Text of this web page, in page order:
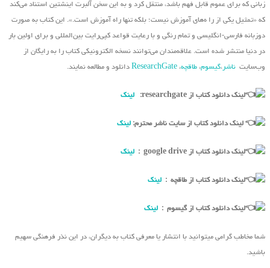
زبانی که برای عموم قابل فهم باشد، منتقل کرد و به این سخن آلبرت اینشتین استناد می‌کند
که «تمثیل یکی از را ه‌های آموزش نیست؛ بلکه تنها راه آموزش است.». این کتاب به صورت
دوزبانه فارسی-انگلیسی و تمام رنگی و با رعایت قواعد کپی‌رایت بین‌المللی و برای اولین بار
در دنیا منتشر شده است. علاقه‌مندان می‌توانند نسخه الکترونیکی کتاب را به رایگان از
وب‌سایت ناشر،گیسوم، طاقچه، ResearchGate دانلود و مطالعه نمایند.
لینک دانلود کتاب از researchgate: لینک
لینک دانلود کتاب از سایت ناشر محترم: لینک
لینک دانلود کتاب از google drive : لینک
لینک دانلود کتاب از طاقچه : لینک
لینک دانلود کتاب از گیسوم : لینک
شما مخاطب گرامی میتوانید با انتشار یا معرفی کتاب به دیگران، در این نذر فرهنگی سهیم
باشید.